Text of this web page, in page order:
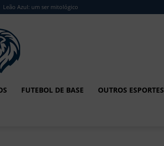
Leão Azul: um ser mitológico
FUTEBOL DE BASE OUTROS ESPORTES